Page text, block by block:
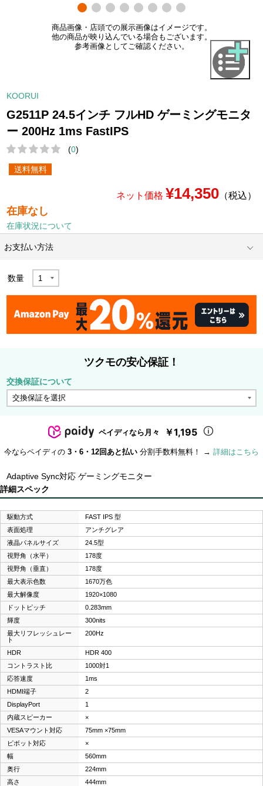
商品画像・店頭での展示画像はイメージです。
他の商品が映り込んでいる場合もございます。
参考画像としてご確認ください。
KOORUI
G2511P 24.5インチ フルHD ゲーミングモニタ
ー 200Hz 1ms FastIPS
(0)
送料無料
ネット価格 ¥14,350（税込）
在庫なし
在庫状況について
お支払い方法
数量
ツクモの安心保証！
交換保証について
ペイディなら月々 ￥1,195
今ならペイディの 3・6・12回あと払い 分割手数料無料！ → 詳細はこちら
Adaptive Sync対応 ゲーミングモニター
詳細スペック
駆動方式
FAST IPS 型
表面処理
アンチグレア
液晶パネルサイズ
24.5型
視野角（水平）
178度
視野角（垂直）
178度
最大表示色数
1670万色
最大解像度
1920×1080
ドットピッチ
0.283mm
輝度
300nits
最大リフレッシュレー
ト
200Hz
HDR
HDR 400
コントラスト比
1000対1
応答速度
1ms
HDMI端子
2
DisplayPort
1
内蔵スピーカー
×
VESAマウント対応
75mm ×75mm
ピボット対応
×
幅
560mm
奥行
224mm
高さ
444mm